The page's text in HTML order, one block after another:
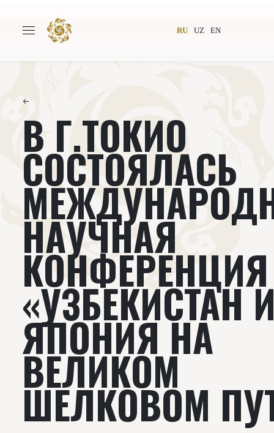
RU UZ EN
Авторы Всемирное общество
Издательство Новости
Проекты Подкасты
Книги Видеолекторий
←
В Г.ТОКИО
СОСТОЯЛАСЬ
НАУЧНАЯ
КОНФЕРЕНЦИЯ
«УЗБЕКИСТАН
ЯПОНИЯ НА
ВЕЛИКОМ
ШЕЛКОВОМ